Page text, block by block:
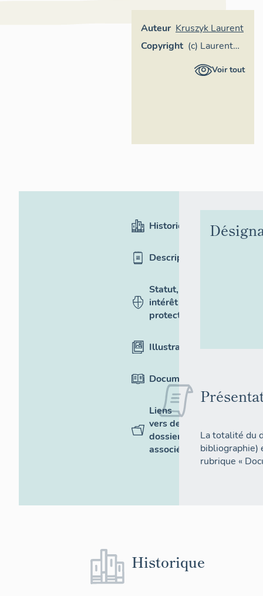
Auteur Kruszyk Laurent
Copyright (c) Laurent
Kruszyk,Voir tout
Historique
Description
Statut,
intérêt et
protection
Illustrations
Documentation
Liens
vers des
dossiers
associés
La totalité du
bibliographie)
rubrique «
Historique